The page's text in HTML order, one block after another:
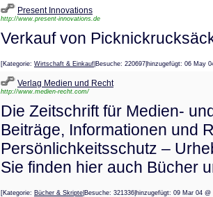
Present Innovations
http://www.present-innovations.de
Verkauf von
[Kategorie: Wirtschaft & Einkauf |Besuche: 220697|hinzugefügt: 06
Verlag Medien und Recht
http://www.medien-recht.com/
Die Zeitschrift für Medien-
Beiträge, Informationen und
Persönlichkeitsschutz –
Sie finden hier auch Bücher
[Kategorie: Bücher & Skripte |Besuche: 321336|hinzugefügt: 09 Mar